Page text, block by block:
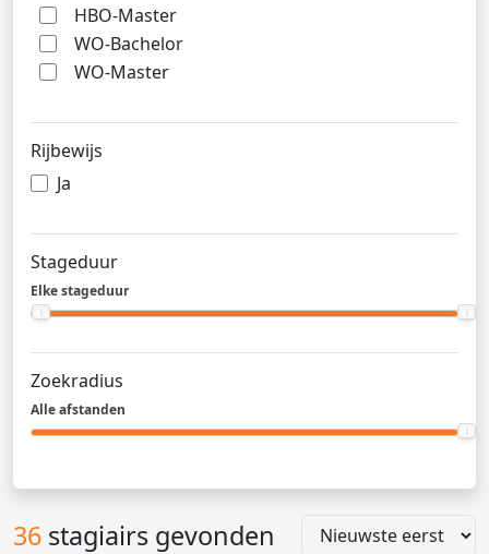
HBO-Master
WO-Bachelor
WO-Master
Rijbewijs
Ja
Stageduur
Elke stageduur
Zoekradius
Alle afstanden
36 stagiairs gevonden